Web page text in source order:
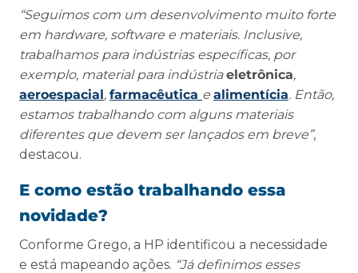
“Seguimos com um desenvolvimento muito forte
em hardware, software e materiais. Inclusive,
trabalhamos para indústrias específicas, por
exemplo, material para indústriaeletrônica,
aeroespacial, farmacêutica e alimentícia. Então,
estamos trabalhando com alguns materiais
diferentes que devem ser lançados em breve”,
destacou.
E como estão trabalhando essa
novidade?
Conforme Grego, a HP identificou a necessidade
e está mapeando ações. “Já definimos esses